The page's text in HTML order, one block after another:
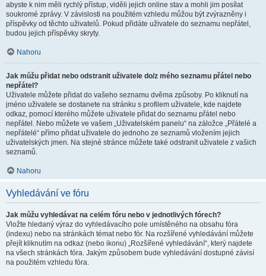
abyste k nim měli rychlý přístup, viděli jejich online stav a mohli jim posílat
soukromé zprávy. V závislosti na použitém vzhledu můžou být zvýrazněny i
příspěvky od těchto uživatelů. Pokud přidáte uživatele do seznamu nepřátel,
budou jejich příspěvky skryty.
Nahoru
Jak můžu přidat nebo odstranit uživatele do/z mého seznamu přátel nebo
nepřátel?
Uživatele můžete přidat do vašeho seznamu dvěma způsoby. Po kliknutí na
jméno uživatele se dostanete na stránku s profilem uživatele, kde najdete
odkaz, pomocí kterého můžete uživatele přidat do seznamu přátel nebo
nepřátel. Nebo můžete ve vašem „Uživatelském panelu“ na záložce „Přátelé a
nepřátelé“ přímo přidat uživatele do jednoho ze seznamů vložením jejich
uživatelských jmen. Na stejné stránce můžete také odstranit uživatele z vašich
seznamů.
Nahoru
Vyhledávání ve fóru
Jak můžu vyhledávat na celém fóru nebo v jednotlivých fórech?
Vložte hledaný výraz do vyhledávacího pole umístěného na obsahu fóra
(indexu) nebo na stránkách témat nebo fór. Na rozšířené vyhledávání můžete
přejít kliknutím na odkaz (nebo ikonu) „Rozšířené vyhledávání“, který najdete
na všech stránkách fóra. Jakým způsobem bude vyhledávání dostupné závisí
na použitém vzhledu fóra.